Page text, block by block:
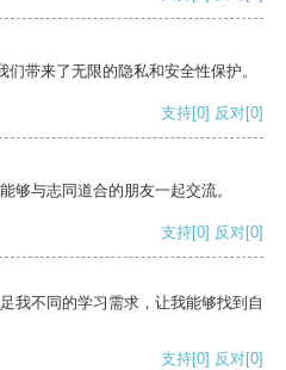
带来了无限的隐私和安全性保护。
支持[0] 反对[0]
够与志同道合的朋友一起交流。
支持[0] 反对[0]
我不同的学习需求，让我能够找到自
支持[0] 反对[0]